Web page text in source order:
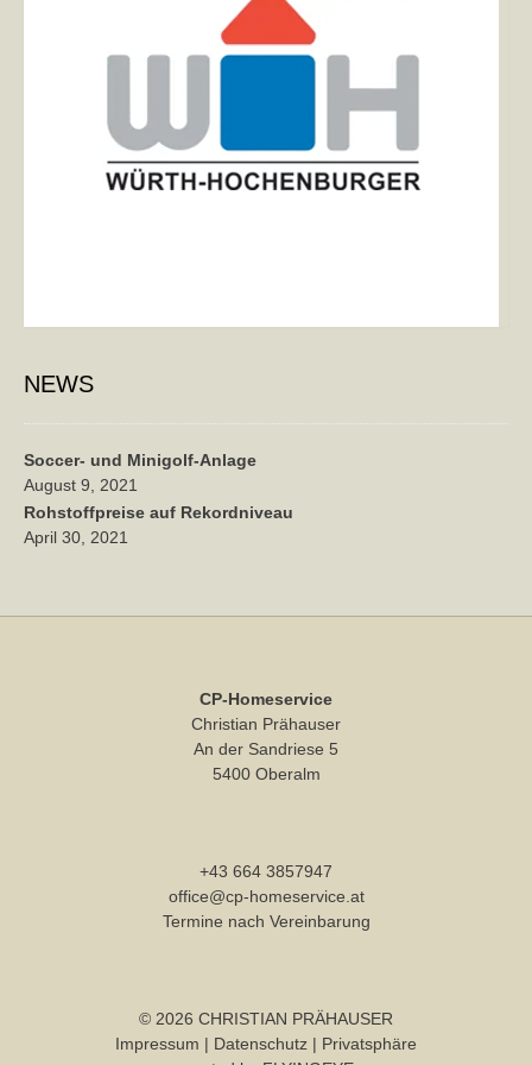
NEWS
Soccer- und Minigolf-Anlage
August 9, 2021
Rohstoffpreise auf Rekordniveau
April 30, 2021
CP-Homeservice
Christian Prähauser
An der Sandriese 5
5400 Oberalm
+43 664 3857947
office@cp-homeservice.at
Termine nach Vereinbarung
© 2026 CHRISTIAN PRÄHAUSER
Impressum | Datenschutz | Privatsphäre